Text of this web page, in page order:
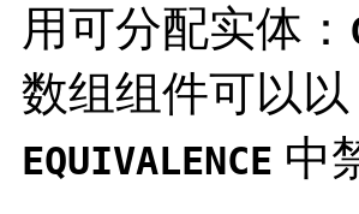
用可分配实体：
数组组件可以以
EQUIVALENCE 中